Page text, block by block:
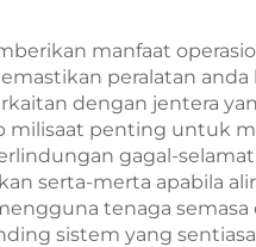
manfaat
peralatan
dengan jentera
milisaat penting untuk
gagal-
serta-merta apabila
tenaga
sistem yang